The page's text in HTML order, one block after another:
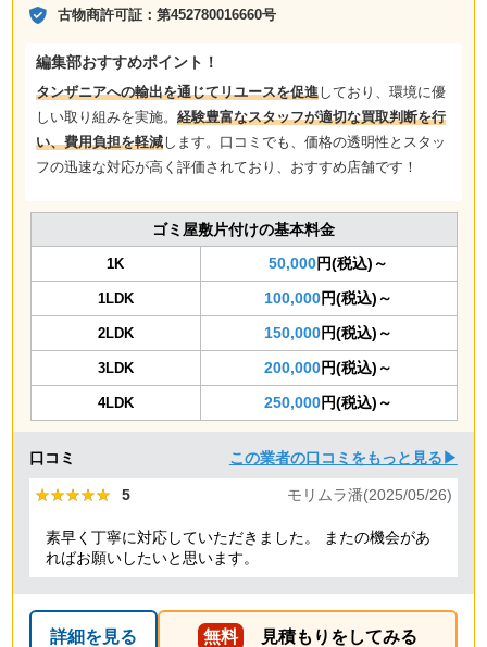
古物商許可証：第452780016660号
編集部おすすめポイント！
タンザニアへの輸出を通じてリユースを促進しており、環境に優
しい取り組みを実施。 経験豊富なスタッフが適切な買取判断を行
い、費用負担を軽減します。口コミでも、価格の透明性とスタッ
フの迅速な対応が高く評価されており、おすすめ店舗です！
ゴミ屋敷片付けの基本料金
1K 50,000円(税込)～
1LDK 100,000円(税込)～
2LDK 150,000円(税込)～
3LDK 200,000円(税込)～
4LDK 250,000円(税込)～
口コミ この業者の口コミをもっと見る▶
★★★★★
★★★★★ 5 モリムラ潘(2025/05/26)
素早く丁寧に対応していただきました。 またの機会があ
ればお願いしたいと思います。
詳細を見る 無料 見積もりをしてみる